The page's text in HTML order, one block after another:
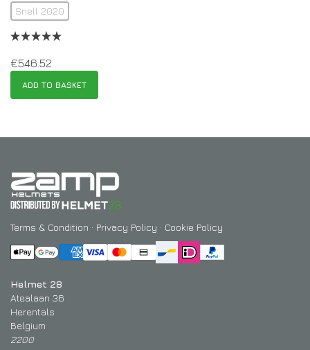
Snell 2020
€546.52
ADD TO BASKET
Terms & Condition · Privacy Policy · Cookie Policy
Helmet 28
Atealaan 36
Herentals
Belgium
2200